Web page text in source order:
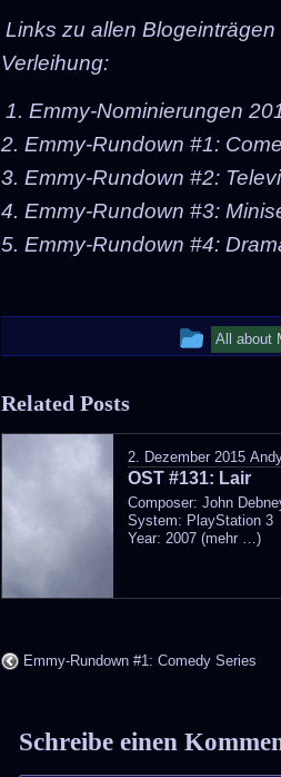
Links zu allen
Verleihung:
1. Emmy-Nominierungen
2. Emmy-Rundown #1:
3. Emmy-Rundown #2:
4. Emmy-Rundown #3:
5. Emmy-Rundown #4:
This
posted
in
All about
Related Posts
2. Dezember 2015
OST #131: Lair
Composer: John
System: PlayStation 3
Year: 2007 (mehr …)
Emmy-Rundown #1: Comedy Series
Schreibe einen